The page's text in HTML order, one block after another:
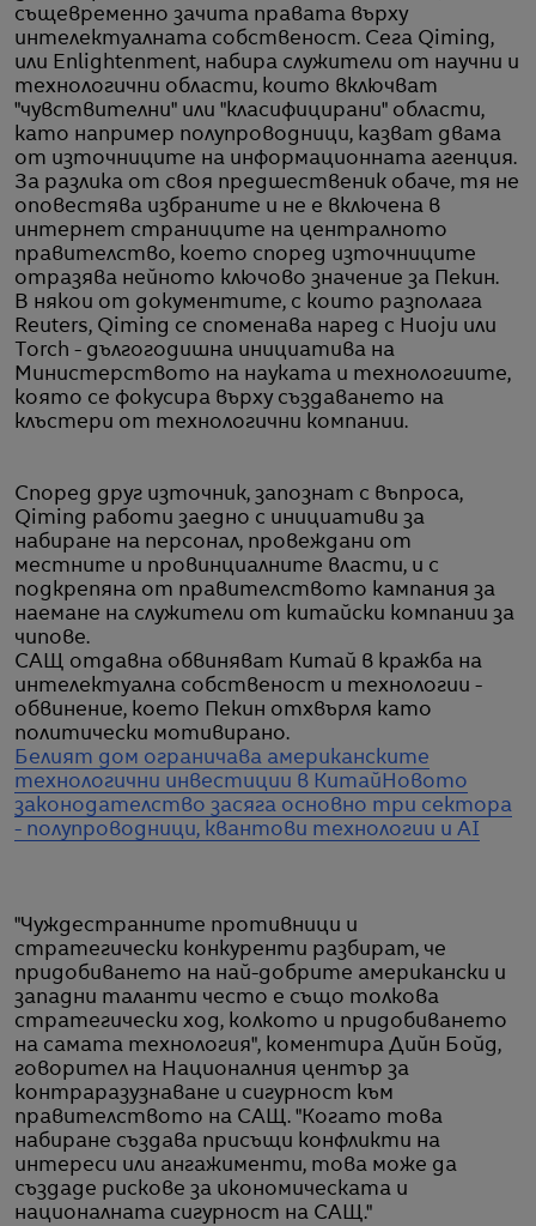
същевременно зачита правата върху
интелектуалната собственост. Сега Qiming,
или Enlightenment, набира служители от научни и
технологични области, които включват
"чувствителни" или "класифицирани" области,
като например полупроводници, казват двама
от източниците на информационната агенция.
За разлика от своя предшественик обаче, тя не
оповестява избраните и не е включена в
интернет страниците на централното
правителство, което според източниците
отразява нейното ключово значение за Пекин.
В някои от документите, с които разполага
Reuters, Qiming се споменава наред с Huoju или
Torch - дългогодишна инициатива на
Министерството на науката и технологиите,
която се фокусира върху създаването на
клъстери от технологични компании.
Според друг източник, запознат с въпроса,
Qiming работи заедно с инициативи за
набиране на персонал, провеждани от
местните и провинциалните власти, и с
подкрепяна от правителството кампания за
наемане на служители от китайски компании за
чипове.
САЩ отдавна обвиняват Китай в кражба на
интелектуална собственост и технологии -
обвинение, което Пекин отхвърля като
политически мотивирано.
Белият дом ограничава американските
технологични инвестиции в Китай Новото
законодателство засяга основно три сектора
- полупроводници, квантови технологии и AI
"Чуждестранните противници и
стратегически конкуренти разбират, че
придобиването на най-добрите американски и
западни таланти често е също толкова
стратегически ход, колкото и придобиването
на самата технология", коментира Дийн Бойд,
говорител на Националния център за
контраразузнаване и сигурност към
правителството на САЩ. "Когато това
набиране създава присъщи конфликти на
интереси или ангажименти, това може да
създаде рискове за икономическата и
националната сигурност на САЩ."